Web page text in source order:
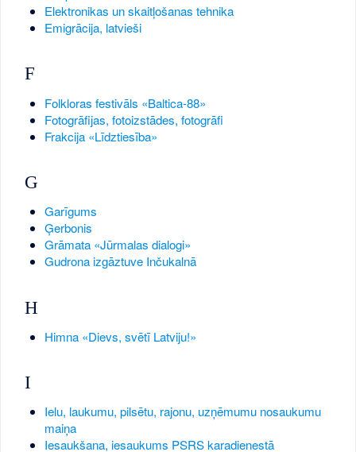
Elektronikas un skaitļošanas tehnika
Emigrācija, latvieši
F
Folkloras festivāls «Baltica-88»
Fotogrāfijas, fotoizstādes, fotogrāfi
Frakcija «Līdztiesība»
G
Garīgums
Ģerbonis
Grāmata «Jūrmalas dialogi»
Gudrona izgāztuve Inčukalnā
H
Himna «Dievs, svētī Latviju!»
I
Ielu, laukumu, pilsētu, rajonu, uzņēmumu nosaukumu
maiņa
Iesaukšana, iesaukums PSRS karadienestā